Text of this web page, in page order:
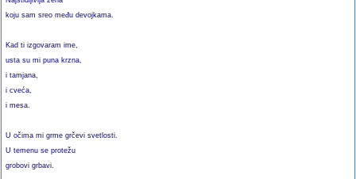
koju sam sreo među devojkama.
Kad ti izgovaram ime,
usta su mi puna krzna,
i tamjana,
i cveća,
i mesa.
U očima mi grme grčevi svetlosti.
U temenu se protežu
grobovi grbavi.